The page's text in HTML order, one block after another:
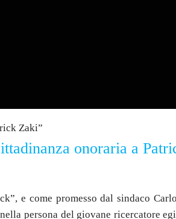
onoraria a
e come promesso dal sindaco
persona del giovane ricercatore